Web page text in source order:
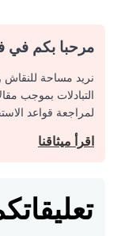
مرحبا بكم في
نريد مساحة للنقاش
التبادلات بموجب
لمراجعة قواعد
اقرأ ميثاقنا